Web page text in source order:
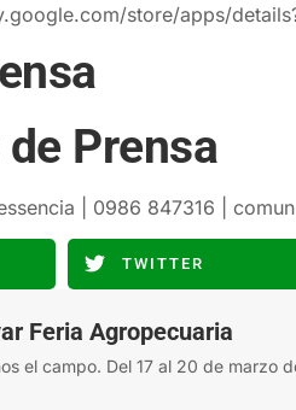
store/apps/
Prensa
| 0986 847316 |
TWITTER
Feria Agropecuaria
el campo. Del 17 al 20 de marzo